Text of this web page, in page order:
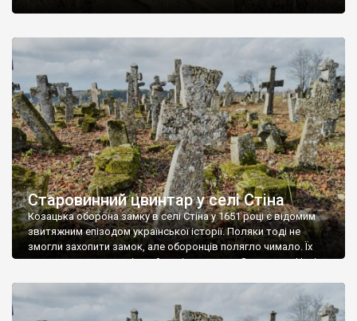
Старовинний цвинтар у селі Стіна
Козацька оборона замку в селі Стіна у 1651 році є відомим
звитяжним епізодом української історії. Поляки тоді не
змогли захопити замок, але оборонців полягло чимало. Їх
поховали на цвинтарі, який тоді називався Замковим. Нині на
ньому чимало хрестів 19 століття, є такі, де епітафії стер […]